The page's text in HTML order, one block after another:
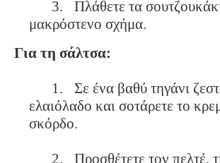
3.
Πλάθετε τα
μακρόστενο σχήμα.
Για τη σάλτσα:
1. Σε ένα βαθύ τηγάνι
ελαιόλαδο και σοτάρετε το
σκόρδο.
2.
Προσθέτετε τον πελτέ,